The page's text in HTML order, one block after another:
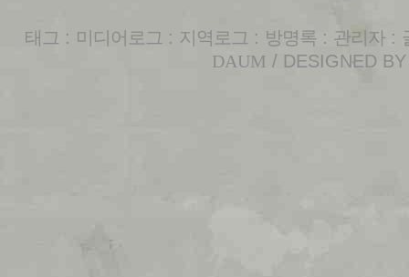
태그 : 미디어로그 : 지역로그 : 방명록 : 관리자:
DAUM / DESIGNED